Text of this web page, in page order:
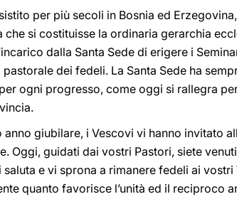
per più secoli in Bosnia ed
che si costituisse la ordinaria gerarchia
dalla Santa Sede di erigere i
dei fedeli. La Santa Sede ha
ogni progresso, come oggi si rallegra
anno giubilare, i Vescovi vi hanno invitato
Oggi, guidati dai vostri Pastori, siete
e vi sprona a rimanere fedeli ai
quanto favorisce l’unità ed il reciproco